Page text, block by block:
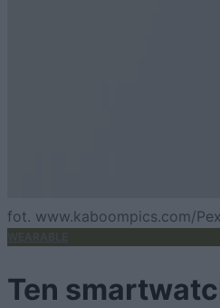
fot. www.kaboompics.com/
WEARABLE
Ten